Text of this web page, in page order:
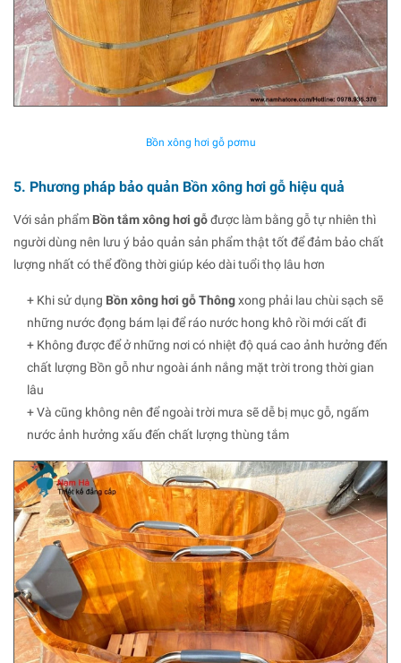
Bồn xông hơi gỗ pơmu
5. Phương pháp bảo quản Bồn xông hơi gỗ hiệu quả
Với sản phẩm Bồn tắm xông hơi gỗđược làm bằng gỗ tự nhiên thì
người dùng nên lưu ý bảo quản sản phẩm thật tốt để đảm bảo chất
lượng nhất có thể đồng thời giúp kéo dài tuổi thọ lâu hơn
+ Khi sử dụng Bồn xông hơi gỗ Thôngxong phải lau chùi sạch sẽ
những nước đọng bám lại để ráo nước hong khô rồi mới cất đi
+ Không được để ở những nơi có nhiệt độ quá cao ảnh hưởng đến
chất lượng Bồn gỗ như ngoài ánh nắng mặt trời trong thời gian
lâu
+ Và cũng không nên để ngoài trời mưa sẽ dễ bị mục gỗ, ngấm
nước ảnh hưởng xấu đến chất lượng thùng tắm